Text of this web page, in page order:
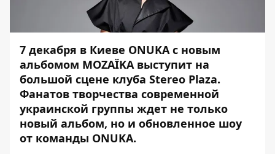
7 декабря в Киеве ONUKA с новым
альбомом MOZAЇKA выступит на
большой сцене клуба Stereo Plaza.
Фанатов творчества современной
украинской группы ждет не только
новый альбом, но и обновленное шоу
от команды ONUKA.